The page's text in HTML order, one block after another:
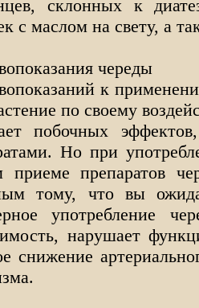
склонных к
с маслом на свету, а
череды
к
по своему
побочных
Но при
приеме препаратов
тому, что вы
употребление
нарушает
снижение